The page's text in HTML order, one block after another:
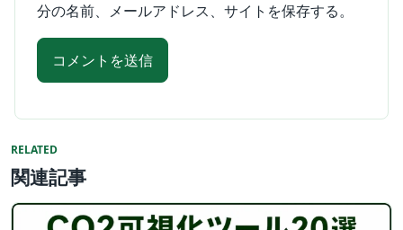
分の名前、メールアドレス、サイトを保存する。
RELATED
関連記事